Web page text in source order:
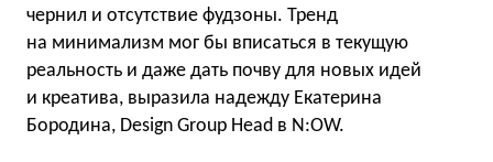
чернил и отсутствие фудзоны. Тренд
на минимализм мог бы вписаться в текущую
реальность и даже дать почву для новых идей
и креатива, выразила надежду Екатерина
Бородина, Design Group Head в N:OW.